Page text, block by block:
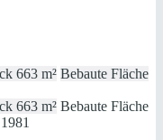
663 m² Bebaute Fläche
663 m² Bebaute Fläche
1981